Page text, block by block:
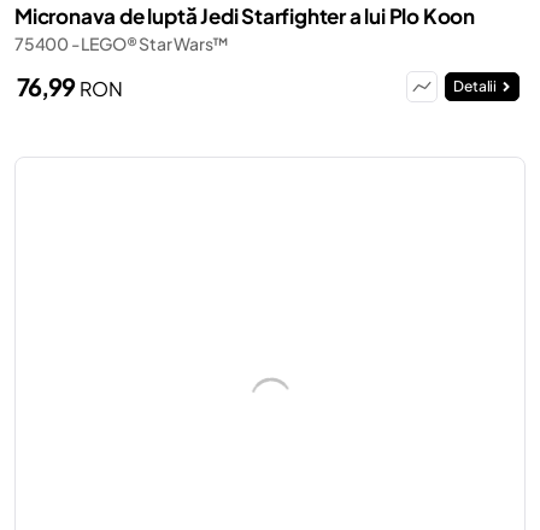
Micronava de luptă Jedi Starfighter a lui Plo Koon
75400 - LEGO® Star Wars™
76,99RON Detalii